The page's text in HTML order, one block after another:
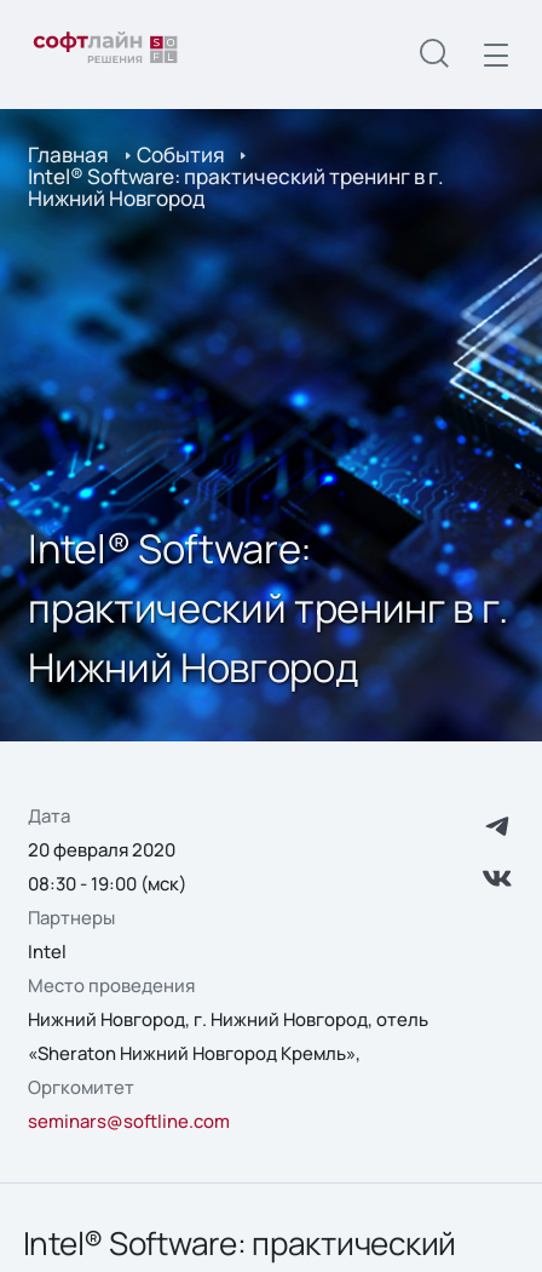
Главная События
Intel® Software: практический тренинг в г.
Нижний Новгород
Intel® Software:
практический тренинг в г.
Нижний Новгород
Дата
20 февраля 2020
08:30 - 19:00 (мск)
Партнеры
Intel
Место проведения
Нижний Новгород, г. Нижний Новгород, отель
«Sheraton Нижний Новгород Кремль»,
Оргкомитет
seminars@softline.com
Intel® Software: практический